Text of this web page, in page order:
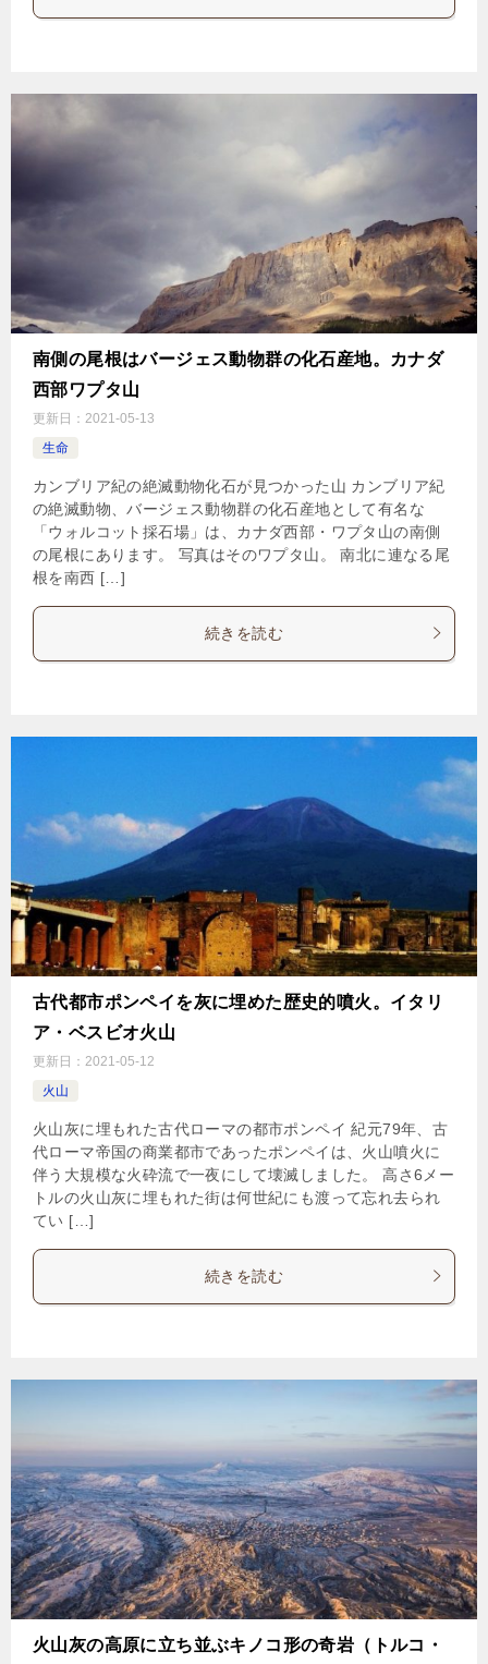
南側の尾根はバージェス動物群の化石産地。カナダ
西部ワプタ山
更新日： 2021-05-13
生命
カンブリア紀の絶滅動物化石が見つかった山 カンブリア紀
の絶滅動物、バージェス動物群の化石産地として有名な
「ウォルコット採石場」は、カナダ西部・ワプタ山の南側
の尾根にあります。 写真はそのワプタ山。 南北に連なる尾
根を南西 […]
続きを読む
古代都市ポンペイを灰に埋めた歴史的噴火。イタリ
ア・ベスビオ火山
更新日： 2021-05-12
火山
火山灰に埋もれた古代ローマの都市ポンペイ 紀元79年、古
代ローマ帝国の商業都市であったポンペイは、火山噴火に
伴う大規模な火砕流で一夜にして壊滅しました。 高さ6メー
トルの火山灰に埋もれた街は何世紀にも渡って忘れ去られ
てい […]
続きを読む
火山灰の高原に立ち並ぶキノコ形の奇岩（トルコ・